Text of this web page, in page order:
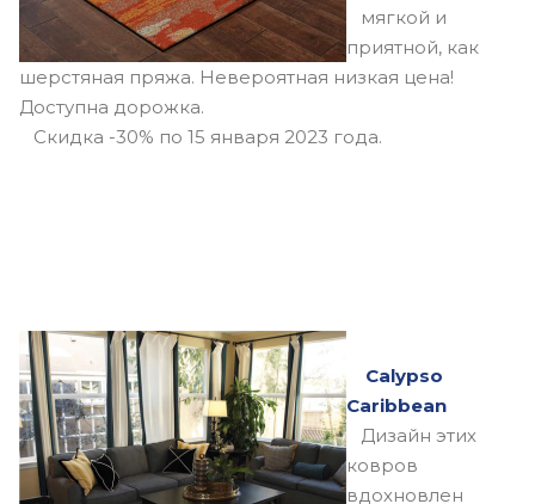
мягкой и
приятной, как
шерстяная пряжа. Невероятная низкая цена!
Доступна дорожка.
Скидка -30% по 15 января 2023 года.
Calypso
Caribbean
Дизайн этих
ковров
вдохновлен